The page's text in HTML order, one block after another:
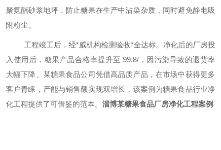
聚氨酯砂浆地坪，防止糖果在生产中沾染杂质，同时避免静电吸
附粉尘。
工程竣工后，经*威机构检测验收*全达标。净化后的厂房投
入使用后，糖果产品合格率提升至 99.8/ ，因污染导致的退货率
大幅下降。 某糖果食品公司凭借高品质产品，在市场中获得更多
客户青睐，产能与销售额实现双增长，该案例为糖果食品行业净
化工程提供了可借鉴的范本。 淄博某糖果食品厂房净化工程案例